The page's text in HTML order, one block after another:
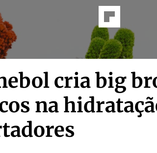
cria big
na